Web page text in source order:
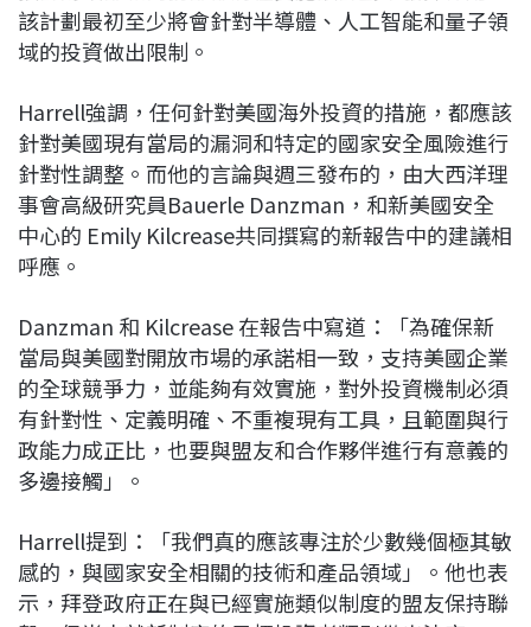
該計劃最初至少將會針對半導體、人工智能和量子領
域的投資做出限制。
Harrell強調，任何針對美國海外投資的措施，都應該
針對美國現有當局的漏洞和特定的國家安全風險進行
針對性調整。而他的言論與週三發布的，由大西洋理
事會高級研究員Bauerle Danzman，和新美國安全
中心的 Emily Kilcrease共同撰寫的新報告中的建議相
呼應。
Danzman 和 Kilcrease 在報告中寫道：「為確保新
當局與美國對開放市場的承諾相一致，支持美國企業
的全球競爭力，並能夠有效實施，對外投資機制必須
有針對性、定義明確、不重複現有工具，且範圍與行
政能力成正比，也要與盟友和合作夥伴進行有意義的
多邊接觸」。
Harrell提到：「我們真的應該專注於少數幾個極其敏
感的，與國家安全相關的技術和產品領域」。他也表
示，拜登政府正在與已經實施類似制度的盟友保持聯